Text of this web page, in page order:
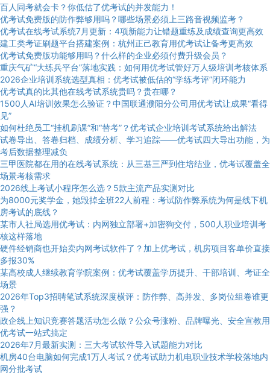
百人同考就会卡？你低估了优考试的并发能力！
优考试免费版的防作弊够用吗？哪些场景必须上三路音视频监考？
优考试在线考试系统7月更新：4项新能力让错题重练及成绩查询更高效
建工类考证刷题平台搭建案例：杭州正己教育用优考试让备考更高效
优考试免费版功能够用吗？什么样的企业必须付费升级会员？
重庆气矿“大练兵平台”落地实践：如何用优考试管好万人级培训考核体系
2026企业培训系统选型真相：优考试被低估的“学练考评”闭环能力
优考试真的比其他在线考试系统贵吗？贵在哪？
1500人AI培训效果怎么验证？中国联通濮阳分公司用优考试让成果“看得
见”
如何杜绝员工“挂机刷课”和“替考”？优考试企业培训考试系统给出解法
试卷导出、答卷归档、成绩分析、学习追踪——优考试四大导出功能，为
考后数据整理减负
三甲医院都在用的在线考试系统：从三基三严到住培结业，优考试覆盖全
场景考核需求
2026线上考试小程序怎么选？5款主流产品实测对比
为8000元奖学金，她毁掉全班22人前程：考试防作弊系统为何是线下机
房考试的底线？
某市人社局选用优考试：内网独立部署+加密狗交付，500人职业培训考
核这样落地
硬件经销商也开始卖内网考试软件了？加上优考试，机房项目客单价直接
多报30%
某高校成人继续教育学院案例：优考试覆盖学历提升、干部培训、考证全
场景
2026年Top3招聘笔试系统深度横评：防作弊、高并发、多岗位组卷谁更
强？
政企线上知识竞赛答题活动怎么做？公众号涨粉、品牌曝光、安全宣教用
优考试一站式搞定
2026年7月最新实测：三大考试软件导入试题能力对比
机房40台电脑如何完成1万人考试？优考试助力机电职业技术学校落地内
网分批考试